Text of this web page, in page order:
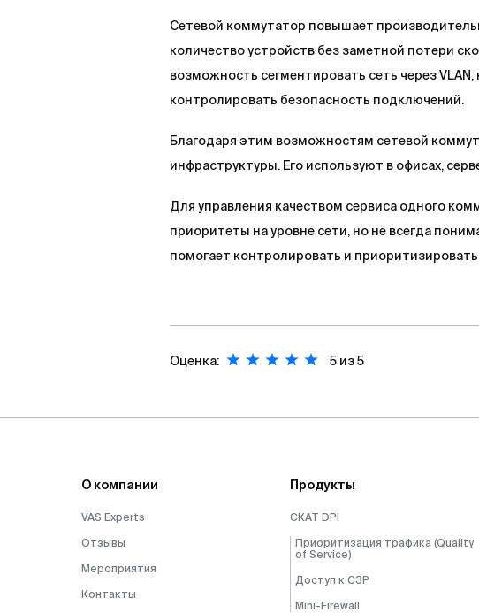
Сетевой коммутатор повышает
количество устройств без заметной потери
возможность сегментировать сеть через
контролировать безопасность подключений.
Благодаря этим возможностям сетевой
инфраструктуры. Его используют в офисах,
Для управления качеством сервиса одного
приоритеты на уровне сети, но не всегда
помогает контролировать и
Оценка: 5 из 5
О компании
VAS Experts
Отзывы
Мероприятия
Контакты
Продукты
СКАТ DPI
Приоритизация трафика (Quality
of Service)
Доступ к СЗР
Mini-Firewall